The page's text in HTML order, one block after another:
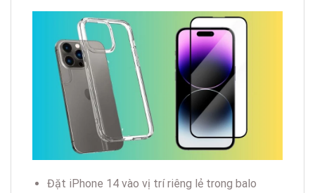
Đặt iPhone 14 vào vị trí riêng lẻ trong balo